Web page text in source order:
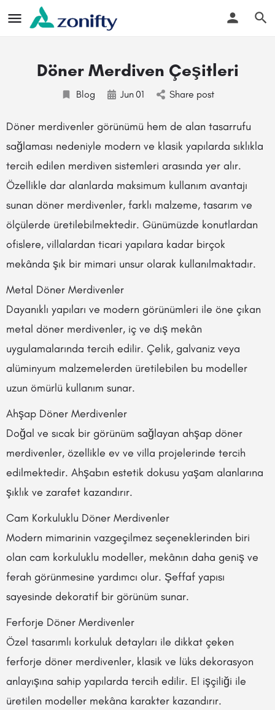
Döner Merdiven Çeşitleri
Blog Jun01 Share post
Döner merdivenler görünümü hem de alan tasarrufu
sağlaması nedeniyle modern ve klasik yapılarda sıklıkla
tercih edilen merdiven sistemleri arasında yer alır.
Özellikle dar alanlarda maksimum kullanım avantajı
sunan döner merdivenler, farklı malzeme, tasarım ve
ölçülerde üretilebilmektedir. Günümüzde konutlardan
ofislere, villalardan ticari yapılara kadar birçok
mekânda şık bir mimari unsur olarak kullanılmaktadır.
Metal Döner Merdivenler
Dayanıklı yapıları ve modern görünümleri ile öne çıkan
metal döner merdivenler, iç ve dış mekân
uygulamalarında tercih edilir. Çelik, galvaniz veya
alüminyum malzemelerden üretilebilen bu modeller
uzun ömürlü kullanım sunar.
Ahşap Döner Merdivenler
Doğal ve sıcak bir görünüm sağlayan ahşap döner
merdivenler, özellikle ev ve villa projelerinde tercih
edilmektedir. Ahşabın estetik dokusu yaşam alanlarına
şıklık ve zarafet kazandırır.
Cam Korkuluklu Döner Merdivenler
Modern mimarinin vazgeçilmez seçeneklerinden biri
olan cam korkuluklu modeller, mekânın daha geniş ve
ferah görünmesine yardımcı olur. Şeffaf yapısı
sayesinde dekoratif bir görünüm sunar.
Ferforje Döner Merdivenler
Özel tasarımlı korkuluk detayları ile dikkat çeken
ferforje döner merdivenler, klasik ve lüks dekorasyon
anlayışına sahip yapılarda tercih edilir. El işçiliği ile
üretilen modeller mekâna karakter kazandırır.